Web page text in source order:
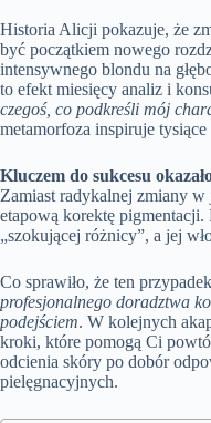
Historia Alicji pokazuje, że
być początkiem nowego
intensywnego blondu na
to efekt miesięcy analiz i
czegoś, co podkreśli mój
metamorfoza inspiruje
Kluczem do sukcesu
Zamiast radykalnej zmiany
etapową korektę pigmentacji.
„szokującej różnicy”, a jej
Co sprawiło, że ten
profesjonalnego doradztwa
podejściem. W kolejnych
kroki, które pomogą Ci
odcienia skóry po dobór
pielęgnacyjnych.